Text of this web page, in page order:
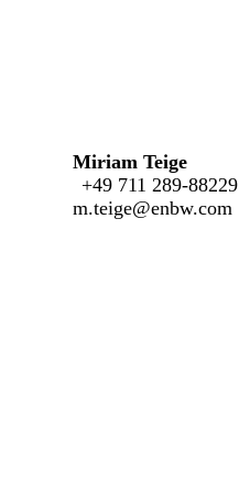
Miriam Teige
+49 711 289-88229
m.teige@enbw.com